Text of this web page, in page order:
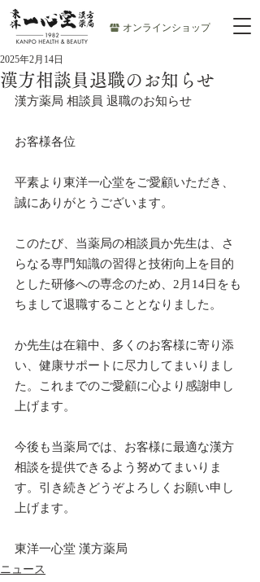
オンラインショップ
漢方相談員退職のお知らせ
2025年2月14日
漢方薬局 相談員 退職のお知らせ
お客様各位
平素より東洋一心堂をご愛顧いただき、
誠にありがとうございます。
このたび、当薬局の相談員か先生は、さ
らなる専門知識の習得と技術向上を目的
とした研修への専念のため、2月14日をも
ちまして退職することとなりました。
か先生は在籍中、多くのお客様に寄り添
い、健康サポートに尽力してまいりまし
た。これまでのご愛顧に心より感謝申し
上げます。
今後も当薬局では、お客様に最適な漢方
相談を提供できるよう努めてまいりま
す。引き続きどうぞよろしくお願い申し
上げます。
東洋一心堂 漢方薬局
ニュース